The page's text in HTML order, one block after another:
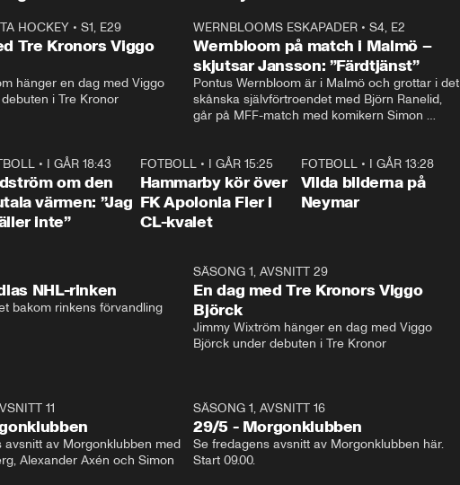
17:38
HOCKEY• S1, E29
Tre Kronors Viggo
hänger en dag med Viggo
i Tre Kronor
WERNBLOOMS ESKAPADER •S4, E2
Wernbloom på match i Malmö –
skjutsar Jansson: ”Färdtjänst”
Pontus Wernbloom är i Malmö och grottar i det
skånska självförtroendet med Björn Ranelid,
går på MFF-match med komikern Simon
• I GÅR 18:43
om den
värmen: ”Jag
inte”
FOTBOLL• I GÅR 15:25
Hammarby kör över
FK Apolonia Fier i
CL-kvalet
FOTBOLL• I GÅR 13:28
Vilda bilderna på
Neymar
1:04
NHL-rinken
bakom rinkens förvandling
SÄSONG 1, AVSNITT 29
En dag med Tre Kronors Viggo
Björck
Jimmy Wixtröm hänger en dag med Viggo
Björck under debuten i Tre Kronor
11
avsnitt av Morgonklubben med
Alexander Axén och Simon
SÄSONG 1, AVSNITT 16
29/5 - Morgonklubben
Se fredagens avsnitt av Morgonklubben här.